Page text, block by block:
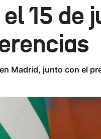
15 de
Madrid, junto con el